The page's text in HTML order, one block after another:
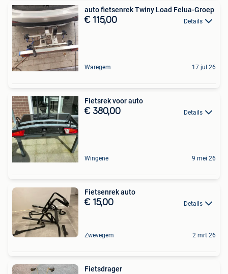
auto fietsenrek Twiny Load Felua-Groep
€ 115,00 Details
Waregem 17 jul 26
Fietsrek voor auto
€ 380,00 Details
Wingene 9 mei 26
Fietsenrek auto
€ 15,00 Details
Zwevegem 2 mrt 26
Fietsdrager